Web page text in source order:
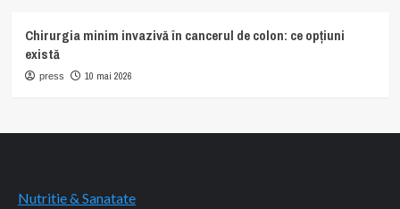
Chirurgia minim invazivă în cancerul de colon: ce opțiuni
există
press 10 mai 2026
Nutritie & Sanatate